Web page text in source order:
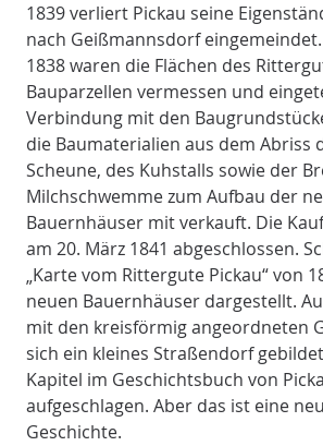
1839 verliert Pickau seine
nach Geißmannsdorf
1838 waren die Flächen des
Bauparzellen vermessen und
Verbindung mit den
die Baumaterialien aus dem Abriss
Scheune, des Kuhstalls sowie der
Milchschwemme zum Aufbau der
Bauernhäuser mit verkauft. Die
am 20. März 1841 abgeschlossen.
„Karte vom Rittergute Pickau“ von
neuen Bauernhäuser dargestellt.
mit den kreisförmig angeordneten
sich ein kleines Straßendorf
Kapitel im Geschichtsbuch von
aufgeschlagen. Aber das ist eine
Geschichte.